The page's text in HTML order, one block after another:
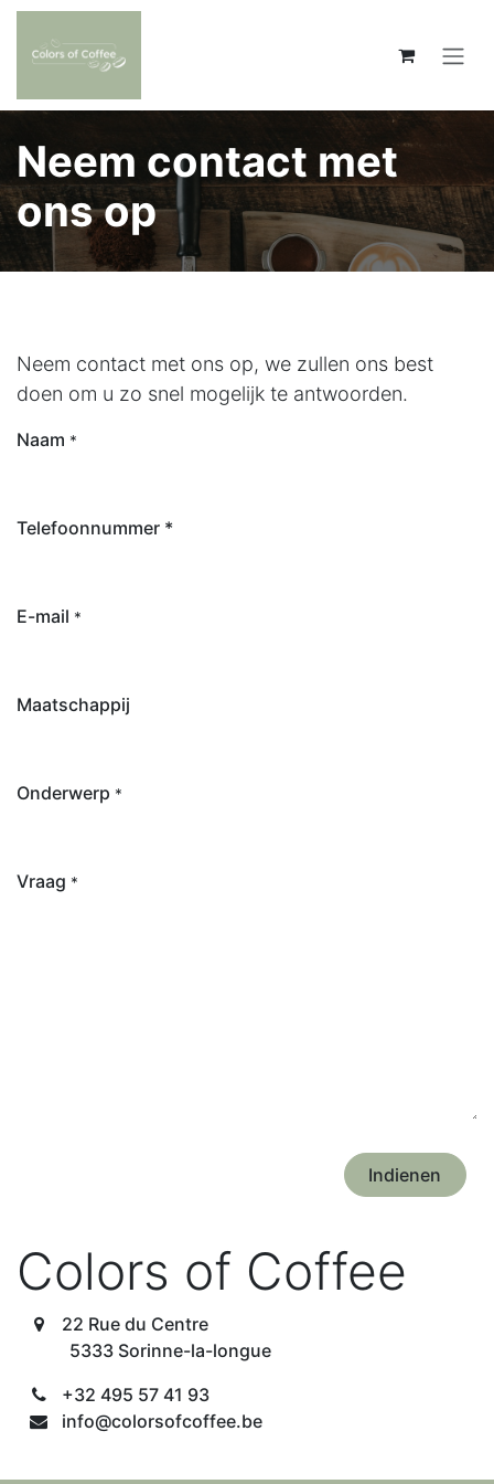
Overslaan naar inhoud
Neem contact met
ons op
Neem contact met ons op, we zullen ons best
doen om u zo snel mogelijk te antwoorden.
Naam *
Telefoonnummer *
E-mail *
Maatschappij
Onderwerp *
Vraag *
Indienen
Colors of Coffee
22 Rue du Centre
5333 Sorinne-la-longue
+32 495 57 41 93
info@colorsofcoffee.be